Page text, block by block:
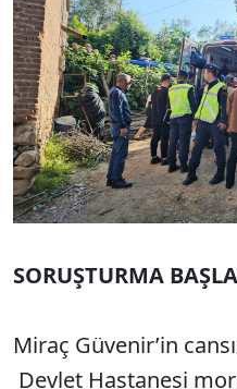
SORUŞTURMA
Miraç Güvenir’in
Devlet Hastanesi